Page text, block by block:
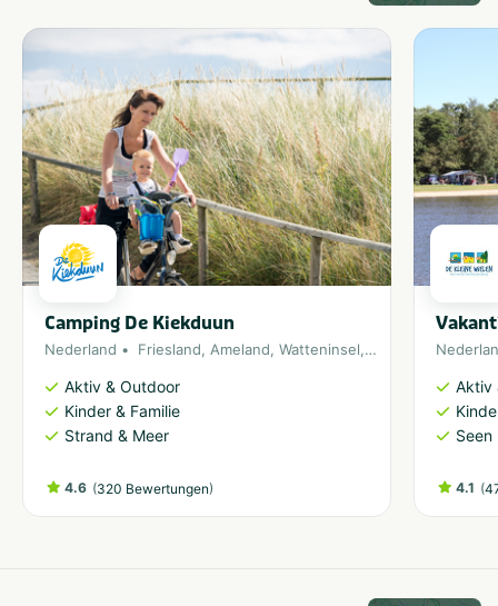
Camping De Kiekduun
Nederland Friesland, Ameland, Watteninsel, Nordsee
Aktiv & Outdoor
Kinder & Familie
Strand & Meer
4.6 (320 Bewertungen)
Aktiv
Seen
4.1 (